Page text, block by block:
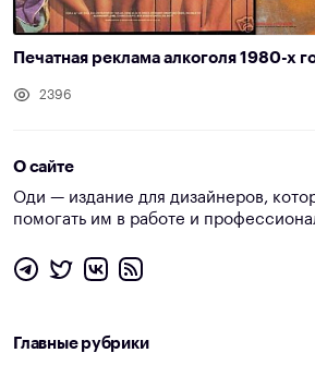
Печатная реклама алкоголя 1980-х
2396
О сайте
Оди — издание для дизайнеров,
помогать им в работе и
Главные рубрики